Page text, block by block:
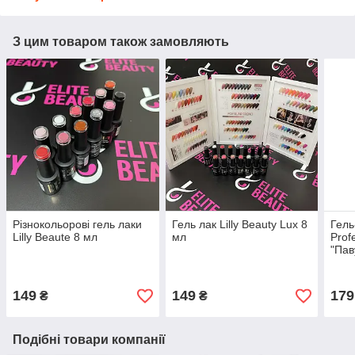
З цим товаром також замовляють
Різнокольорові гель лаки
Lilly Beaute 8 мл
149 ₴
Гель лак Lilly Beauty Lux 8
мл
149₴ 179
Подібні товари компанії